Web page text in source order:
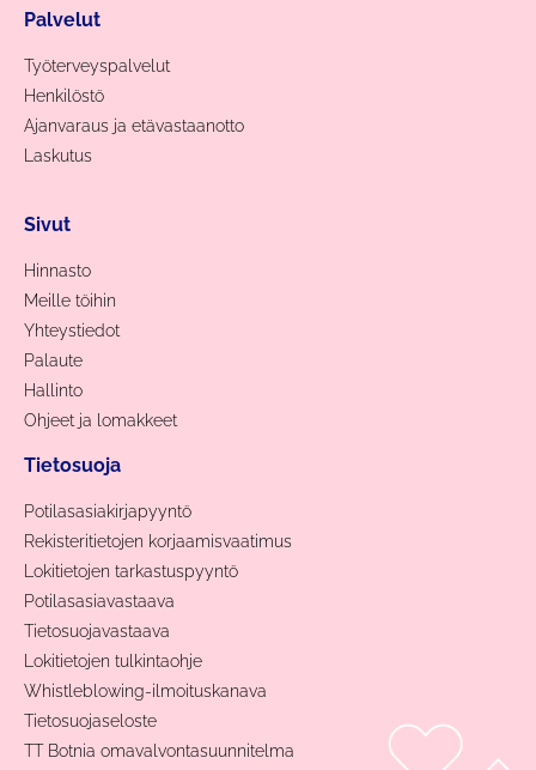
Palvelut
Työterveyspalvelut
Henkilöstö
Ajanvaraus ja etävastaanotto
Laskutus
Sivut
Hinnasto
Meille töihin
Yhteystiedot
Palaute
Hallinto
Ohjeet ja lomakkeet
Tietosuoja
Potilasasiakirjapyyntö
Rekisteritietojen korjaamisvaatimus
Lokitietojen tarkastuspyyntö
Potilasasiavastaava
Tietosuojavastaava
Lokitietojen tulkintaohje
Whistleblowing-ilmoituskanava
Tietosuojaseloste
TT Botnia omavalvontasuunnitelma